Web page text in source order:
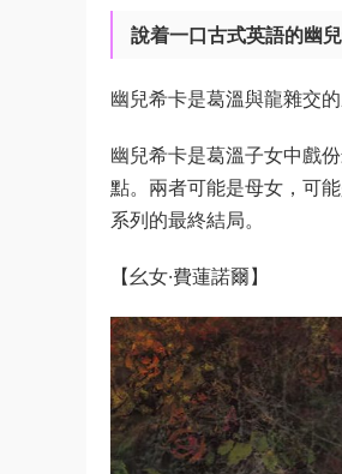
說着一口古式英語的幽
幽兒希卡是葛溫與龍雜交
幽兒希卡是葛溫子女中戲
點。兩者可能是母女，可
系列的最終結局。
【幺女·費蓮諾爾】